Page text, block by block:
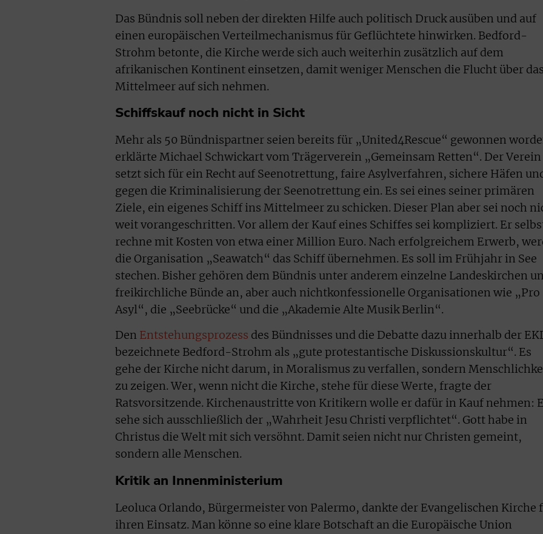
Das Bündnis soll neben der direkten Hilfe auch politisch Druck ausüben und auf
einen europäischen Verteilmechanismus für Geflüchtete hinwirken. Bedford-
Strohm betonte, die Kirche werde sich auch weiterhin zusätzlich auf dem
afrikanischen Kontinent einsetzen, damit weniger Menschen die Flucht über
Mittelmeer auf sich nehmen.
Schiffskauf noch nicht in Sicht
Mehr als 50 Bündnispartner seien bereits für „United4Rescue“ gewonnen
erklärte Michael Schwickart vom Trägerverein „Gemeinsam Retten“. Der Verein
setzt sich für ein Recht auf Seenotrettung, faire Asylverfahren, sichere Häfen
gegen die Kriminalisierung der Seenotrettung ein. Es sei eines seiner primären
Ziele, ein eigenes Schiff ins Mittelmeer zu schicken. Dieser Plan aber sei noch
weit vorangeschritten. Vor allem der Kauf eines Schiffes sei kompliziert. Er
rechne mit Kosten von etwa einer Million Euro. Nach erfolgreichem Erwerb,
die Organisation „Seawatch“ das Schiff übernehmen. Es soll im Frühjahr in See
stechen. Bisher gehören dem Bündnis unter anderem einzelne Landeskirchen
freikirchliche Bünde an, aber auch nichtkonfessionelle Organisationen wie „Pro
Asyl“, die „Seebrücke“ und die „Akademie Alte Musik Berlin“.
Den Entstehungsprozess des Bündnisses und die Debatte dazu innerhalb der
bezeichnete Bedford-Strohm als „gute protestantische Diskussionskultur“. Es
gehe der Kirche nicht darum, in Moralismus zu verfallen, sondern
zu zeigen. Wer, wenn nicht die Kirche, stehe für diese Werte, fragte der
Ratsvorsitzende. Kirchenaustritte von Kritikern wolle er dafür in Kauf nehmen:
sehe sich ausschließlich der „Wahrheit Jesu Christi verpflichtet“. Gott habe in
Christus die Welt mit sich versöhnt. Damit seien nicht nur Christen gemeint,
sondern alle Menschen.
Kritik an Innenministerium
Leoluca Orlando, Bürgermeister von Palermo, dankte der Evangelischen Kirche
ihren Einsatz. Man könne so eine klare Botschaft an die Europäische Union